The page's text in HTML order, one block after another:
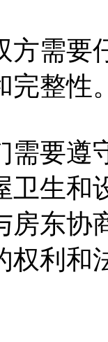
方需要
完整性
需要遵
卫生和
房东协
权利和